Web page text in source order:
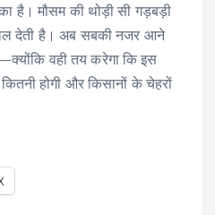
है। मौसम की थोड़ी सी गड़बड़ी
देती है। अब सबकी नजर आने
वही तय करेगा कि इस
होगी और किसानों के चेहरों